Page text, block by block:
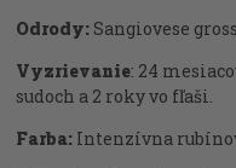
Odrody: Sangiovese
Vyzrievanie: 24
sudoch a 2 roky vo fľaši.
Farba: Intenzívna